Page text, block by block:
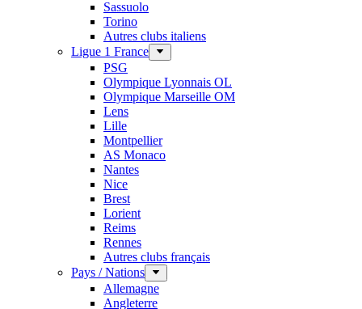
Sassuolo
Torino
Autres clubs italiens
Ligue 1 France
PSG
Olympique Lyonnais OL
Olympique Marseille OM
Lens
Lille
Montpellier
AS Monaco
Nantes
Nice
Brest
Lorient
Reims
Rennes
Autres clubs français
Pays / Nations
Allemagne
Angleterre